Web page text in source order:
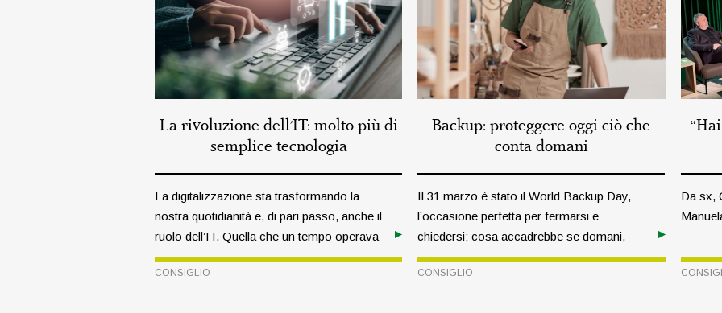
La rivoluzione dell’IT: molto più di
semplice tecnologia
La digitalizzazione sta trasformando la
nostra quotidianità e, di pari passo, anche il
ruolo dell’IT. Quella che un tempo operava
dietro le quinte come semplice funzione di
supporto, oggi è una componente
CONSIGLIO
Backup: proteggere oggi ciò che
conta domani
Il 31 marzo è stato il World Backup Day,
l’occasione perfetta per fermarsi e
chiedersi: cosa accadrebbe se domani,
improvvisamente, non fossero più
disponibili i miei dati più importanti?
CONSIGLIO
Da sx,